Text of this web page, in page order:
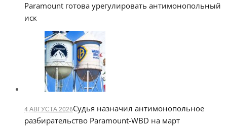
Paramount готова урегулировать антимонопольный
иск
4 АВГУСТА 2026Судья назначил антимонопольное
разбирательство Paramount-WBD на март